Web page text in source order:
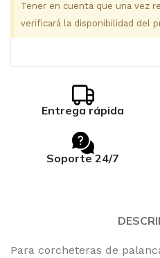
Tener en cuenta que una vez
verificará la disponibilidad del
Entrega rápida
Soporte 24/7
Para corcheteras de